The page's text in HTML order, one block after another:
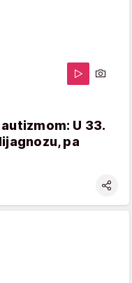
U 33.
pa